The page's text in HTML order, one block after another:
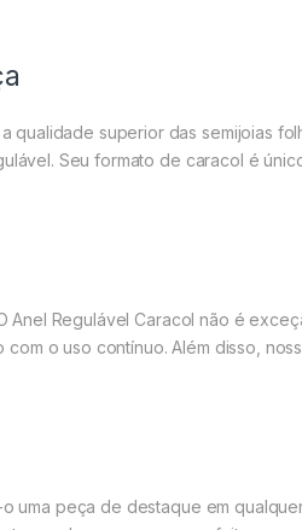
qualidade superior das semijoias
Seu formato de caracol é
Anel Regulável Caracol não é
o uso contínuo. Além disso,
uma peça de destaque em